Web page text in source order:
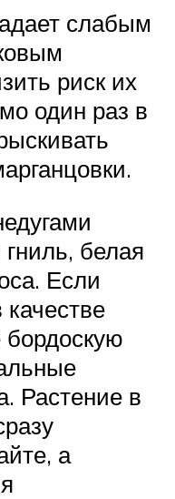
слабым
риск их
один раз в
белая
Если
Растение в
а